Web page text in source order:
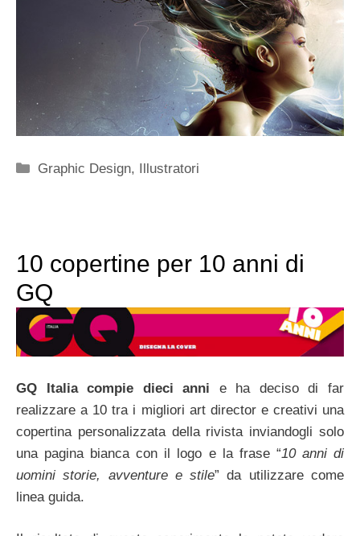
Categorie
Graphic Design, Illustratori
10 copertine per 10 anni di
GQ
GQ Italia compie dieci anni e ha deciso di far
realizzare a 10 tra i migliori art director e creativi una
copertina personalizzata della rivista inviandogli solo
una pagina bianca con il logo e la frase “10 anni di
uomini storie, avventure e stile” da utilizzare come
linea guida.